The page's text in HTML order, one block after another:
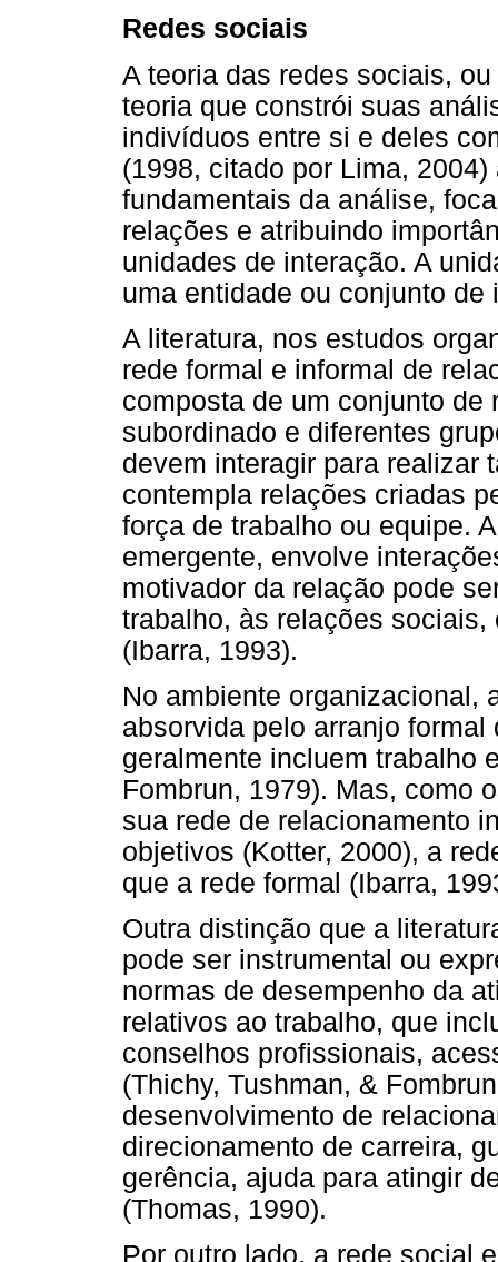
Redes sociais
A teoria das redes sociais,
teoria que constrói suas
indivíduos entre si e deles
(1998, citado por Lima,
fundamentais da análise,
relações e atribuindo
unidades de interação. A
uma entidade ou conjunto
A literatura, nos estudos
rede formal e informal de
composta de um conjunto de
subordinado e diferentes
devem interagir para realizar
contempla relações criadas
força de trabalho ou equipe.
emergente, envolve
motivador da relação pode
trabalho, às relações
(Ibarra, 1993).
No ambiente organizacional,
absorvida pelo arranjo
geralmente incluem trabalho
Fombrun, 1979). Mas, como
sua rede de relacionamento
objetivos (Kotter, 2000), a
que a rede formal (Ibarra,
Outra distinção que a
pode ser instrumental ou
normas de desempenho da
relativos ao trabalho, que
conselhos profissionais,
(Thichy, Tushman, &
desenvolvimento de
direcionamento de carreira,
gerência, ajuda para atingir
(Thomas, 1990).
Por outro lado, a rede social